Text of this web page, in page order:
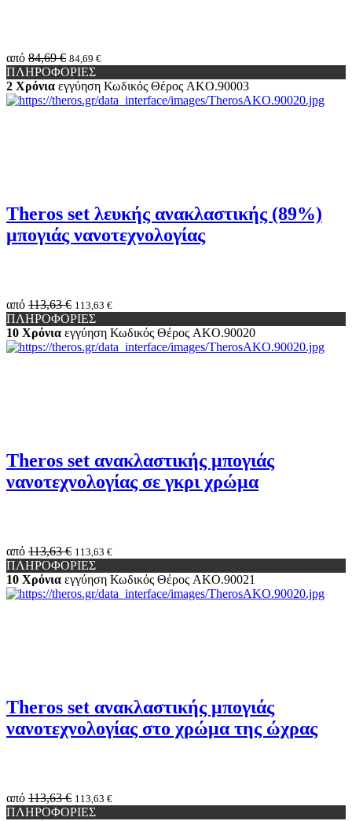
από 84,69 € 84,69 €
ΠΛΗΡΟΦΟΡΙΕΣ
2 Χρόνια εγγύηση Κωδικός Θέρος AKO.90003
Theros set λευκής ανακλαστικής (89%)
μπογιάς νανοτεχνολογίας
από 113,63 € 113,63 €
ΠΛΗΡΟΦΟΡΙΕΣ
10 Χρόνια εγγύηση Κωδικός Θέρος AKO.90020
Theros set ανακλαστικής μπογιάς
νανοτεχνολογίας σε γκρι χρώμα
από 113,63 € 113,63 €
ΠΛΗΡΟΦΟΡΙΕΣ
10 Χρόνια εγγύηση Κωδικός Θέρος AKO.90021
Theros set ανακλαστικής μπογιάς
νανοτεχνολογίας στο χρώμα της ώχρας
από 113,63 € 113,63 €
ΠΛΗΡΟΦΟΡΙΕΣ